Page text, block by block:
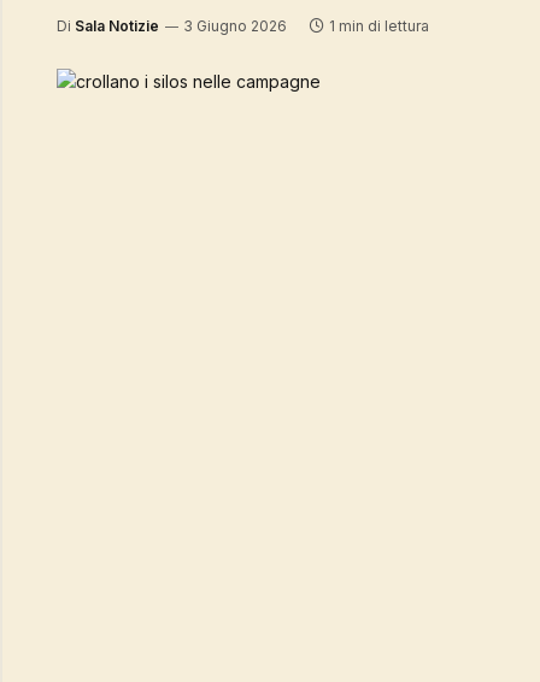
Di Sala Notizie 3 Giugno 2026 1 min di lettura